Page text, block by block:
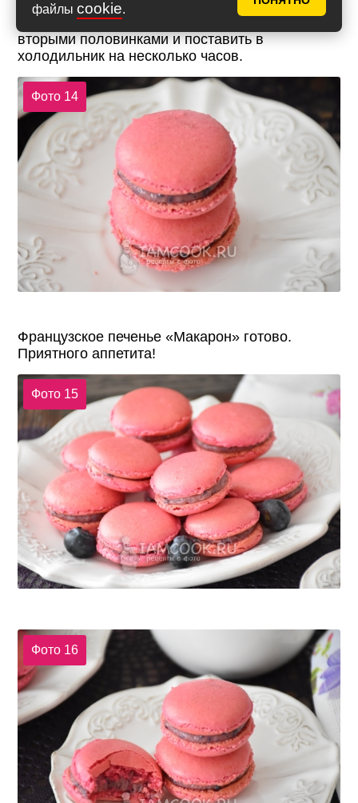
файлы cookie.
Нанести крем на половинки печенья, накрыть
вторыми половинками и поставить в
холодильник на несколько часов.
Фото 14
Французское печенье «Макарон» готово.
Приятного аппетита!
Фото 15
Фото 16